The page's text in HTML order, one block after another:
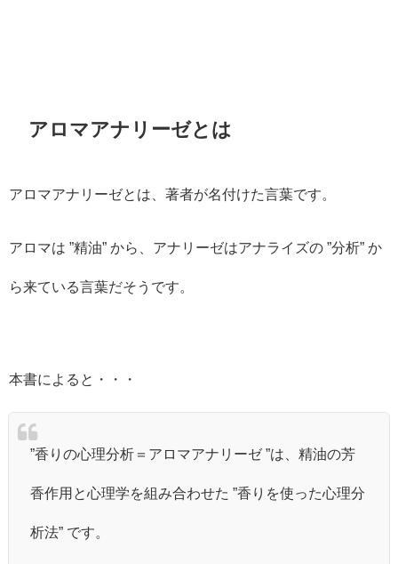
アロマアナリーゼとは
アロマアナリーゼとは、著者が名付けた言葉です。
アロマは ”精油” から、アナリーゼはアナライズの ”分析” か
ら来ている言葉だそうです。
本書によると・・・
”香りの心理分析＝アロマアナリーゼ ”は、精油の芳
香作用と心理学を組み合わせた ”香りを使った心理分
析法” です。